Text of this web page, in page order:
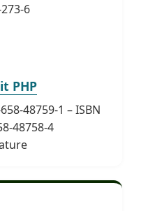
6
PHP
48759-1 – ISBN
48758-4